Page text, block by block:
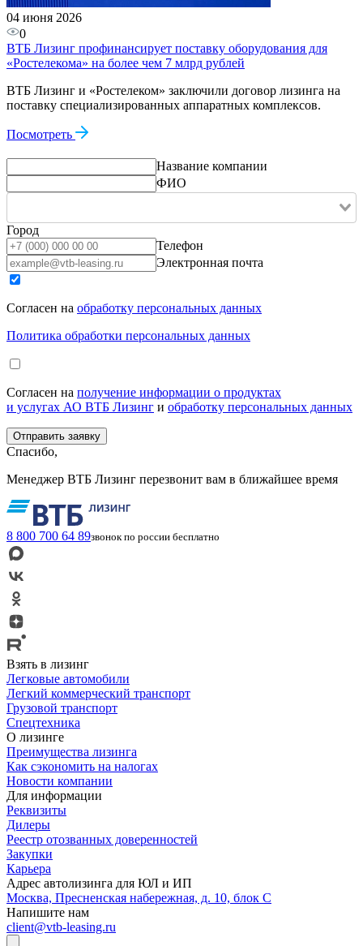
04 июня 2026
0
ВТБ Лизинг профинансирует поставку оборудования для
«Ростелекома» на более чем 7 млрд рублей
ВТБ Лизинг и «Ростелеком» заключили договор лизинга на
поставку специализированных аппаратных комплексов.
Посмотреть
Название компании
ФИО
Город
Телефон
Электронная почта
Согласен на обработку персональных данных
Политика обработки персональных данных
Согласен на получение информации о продуктах
и услугах АО ВТБ Лизинг и обработку персональных данных
Спасибо,
Менеджер ВТБ Лизинг перезвонит вам в ближайшее время
8 800 700 64 89звонок по россии бесплатно
Взять в лизинг
Легковые автомобили
Легкий коммерческий транспорт
Грузовой транспорт
Спецтехника
О лизинге
Преимущества лизинга
Как сэкономить на налогах
Новости компании
Для информации
Реквизиты
Дилеры
Реестр отозванных доверенностей
Закупки
Карьера
Адрес автолизинга для ЮЛ и ИП
Москва, Пресненская набережная, д. 10, блок С
Напишите нам
client@vtb-leasing.ru